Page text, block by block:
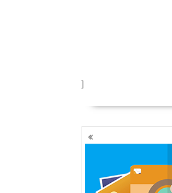
]
YAZI
GEZINMESI